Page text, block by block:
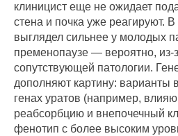
клиницист еще не ожидает
стена и почка уже реагируют.
выглядел сильнее у молодых
пременопаузе — вероятно,
сопутствующей патологии.
дополняют картину: варианты
генах уратов (например,
реабсорбцию и внепочечный
фенотип с более высоким